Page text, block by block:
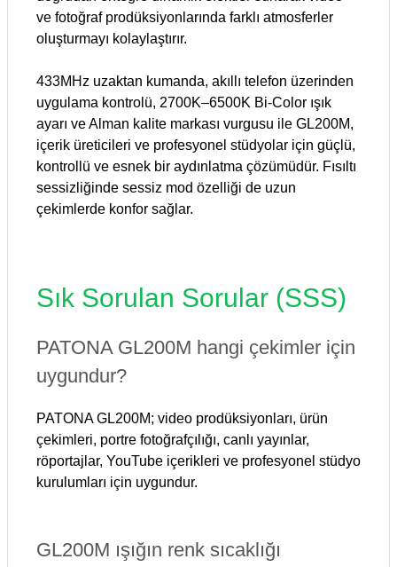
ve fotoğraf prodüksiyonlarında farklı atmosferler
oluşturmayı kolaylaştırır.
433MHz uzaktan kumanda, akıllı telefon üzerinden
uygulama kontrolü, 2700K–6500K Bi-Color ışık
ayarı ve Alman kalite markası vurgusu ile GL200M,
içerik üreticileri ve profesyonel stüdyolar için güçlü,
kontrollü ve esnek bir aydınlatma çözümüdür. Fısıltı
sessizliğinde sessiz mod özelliği de uzun
çekimlerde konfor sağlar.
Sık Sorulan Sorular (SSS)
PATONA GL200M hangi çekimler için
uygundur?
PATONA GL200M; video prodüksiyonları, ürün
çekimleri, portre fotoğrafçılığı, canlı yayınlar,
röportajlar, YouTube içerikleri ve profesyonel stüdyo
kurulumları için uygundur.
GL200M ışığın renk sıcaklığı